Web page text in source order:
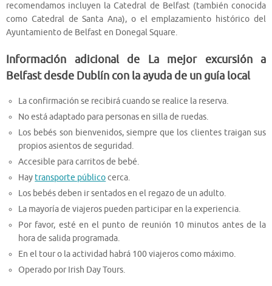
recomendamos incluyen la Catedral de Belfast (también conocida
como Catedral de Santa Ana), o el emplazamiento histórico del
Ayuntamiento de Belfast en Donegal Square.
Información adicional de La mejor excursión a
Belfast desde Dublín con la ayuda de un guía local
La confirmación se recibirá cuando se realice la reserva.
No está adaptado para personas en silla de ruedas.
Los bebés son bienvenidos, siempre que los clientes traigan sus
propios asientos de seguridad.
Accesible para carritos de bebé.
Hay transporte públicocerca.
Los bebés deben ir sentados en el regazo de un adulto.
La mayoría de viajeros pueden participar en la experiencia.
Por favor, esté en el punto de reunión 10 minutos antes de la
hora de salida programada.
En el tour o la actividad habrá 100 viajeros como máximo.
Operado por Irish Day Tours.